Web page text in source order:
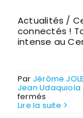
Actualités /
connectés !
intense au
Par Jérôme
Jean Udaquiola
fermés
Une
Lire la suite